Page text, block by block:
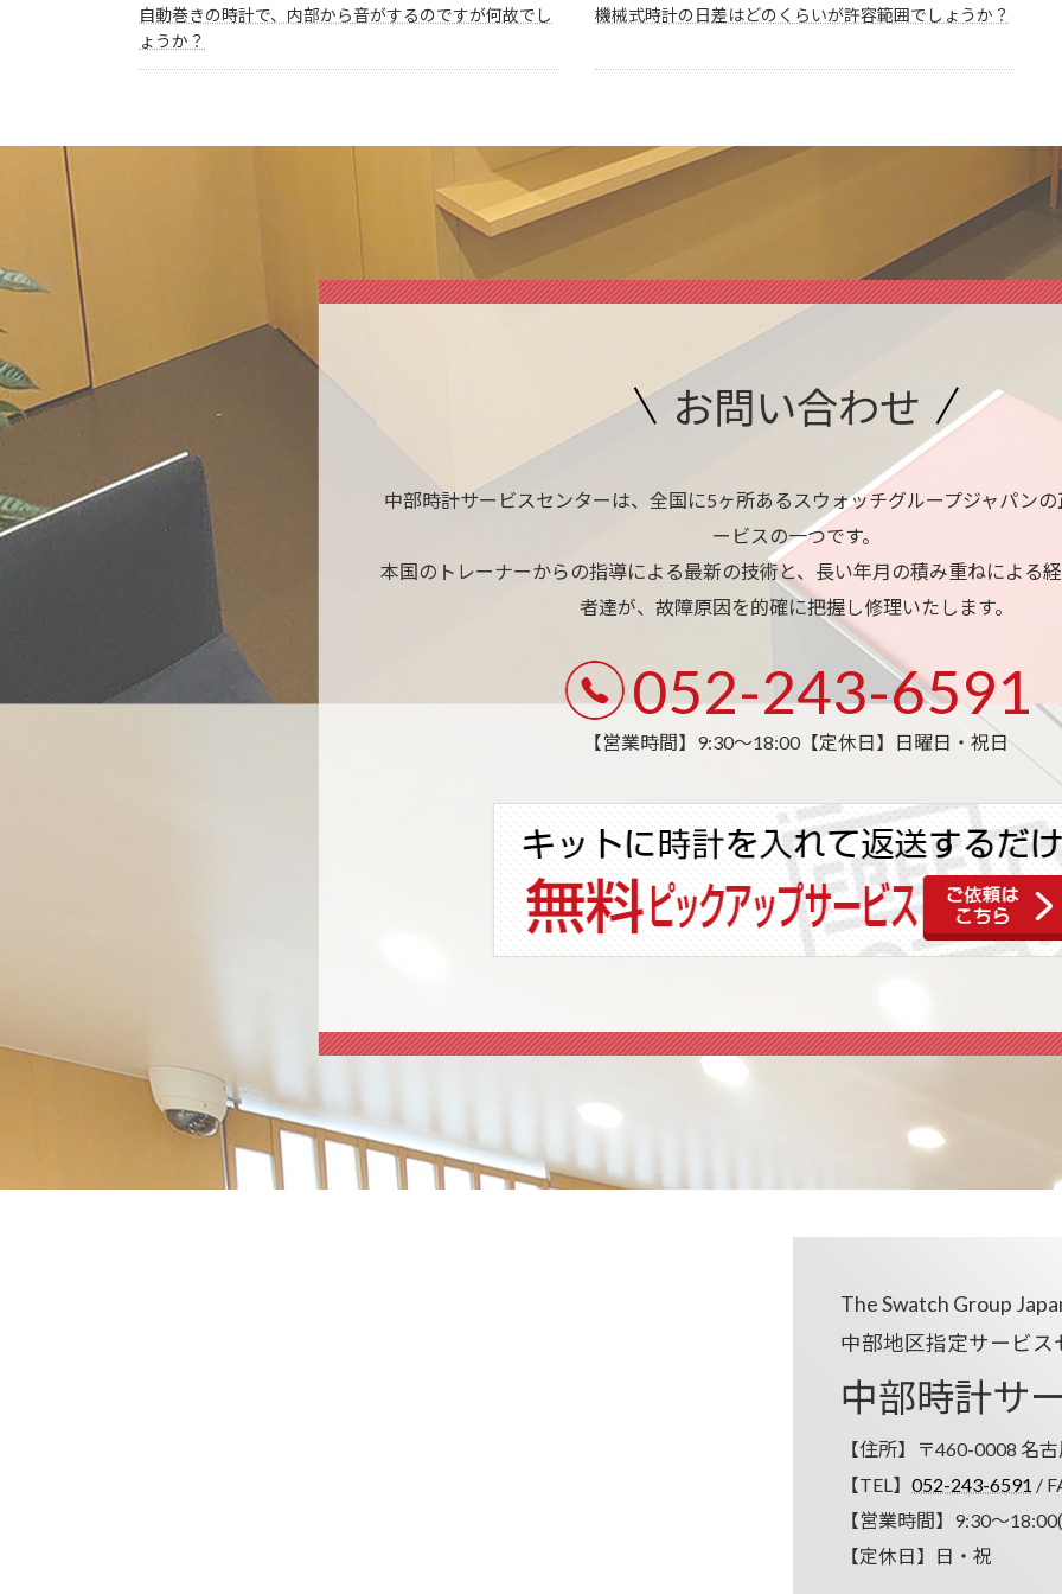
自動巻きの時計で、内部から音がするのですが何故でし
ょうか？
機械式時計の日差はどのくらいが許容範囲でしょうか？
お問い合わせ
中部時計サービスセンターは、全国に5ヶ所あるスウォッチグループジャパン
ービスの一つです。
本国のトレーナーからの指導による最新の技術と、長い年月の積み重ねによる
者達が、故障原因を的確に把握し修理いたします。
052-243-6591
【営業時間】9:30〜18:00【定休日】日曜日・祝日
The Swatch Group
中部地区指定サービス
中部時計サ
【住所】〒460-0008 名
【TEL】052-243-6591 /
【営業時間】9:30～
【定休日】日・祝